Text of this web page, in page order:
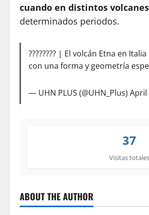
cuando en distintos
determinados periodos.
???????? | El volcán Etna en
con una forma y geometría
— UHN PLUS (@UHN_Plus)April
37
Visitas totales
ABOUT THE AUTHOR